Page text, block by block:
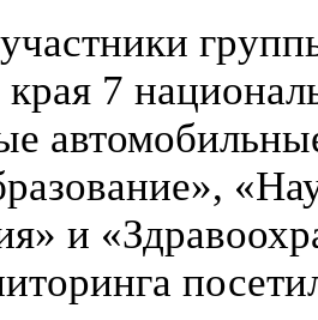
края 7
и